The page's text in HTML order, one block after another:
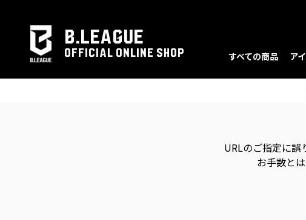
B.LEAGUE
OFFICIAL ONLINE SHOP すべての商品 ア
URLのご指定に誤
お手数と